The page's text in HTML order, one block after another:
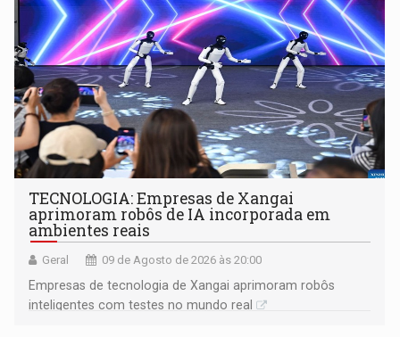
TECNOLOGIA: Empresas de Xangai
aprimoram robôs de IA incorporada em
ambientes reais
Geral 09 de Agosto de 2026 às 20:00
Empresas de tecnologia de Xangai aprimoram robôs
inteligentes com testes no mundo real